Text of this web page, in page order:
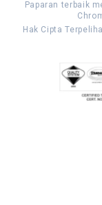
Paparan terbaik
Hak Cipta